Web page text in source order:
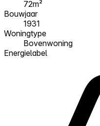
72m²
Bouwjaar
1931
Woningtype
Bovenwoning
Energielabel